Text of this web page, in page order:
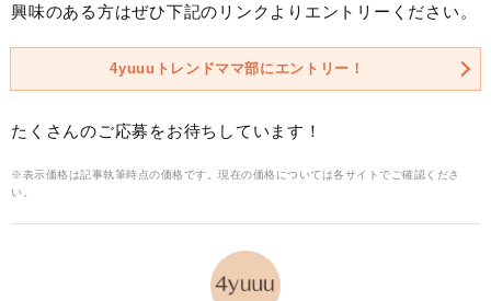
興味のある方はぜひ下記のリンクよりエントリーください。
4yuuuトレンドママ部にエントリー！
たくさんのご応募をお待ちしています！
※表示価格は記事執筆時点の価格です。現在の価格については各サイトでご確認くださ
い。